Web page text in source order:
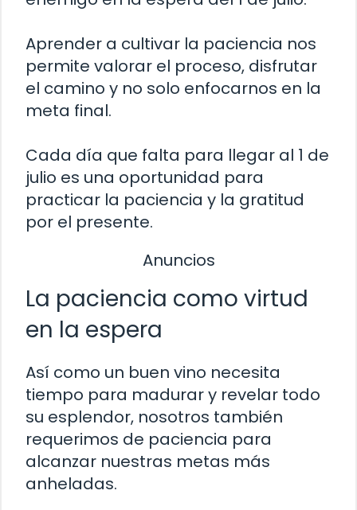
Aprender a cultivar la paciencia nos
permite valorar el proceso, disfrutar
el camino y no solo enfocarnos en la
meta final.
Cada día que falta para llegar al 1 de
julio es una oportunidad para
practicar la paciencia y la gratitud
por el presente.
Anuncios
La paciencia como virtud
en la espera
Así como un buen vino necesita
tiempo para madurar y revelar todo
su esplendor, nosotros también
requerimos de paciencia para
alcanzar nuestras metas más
anheladas.